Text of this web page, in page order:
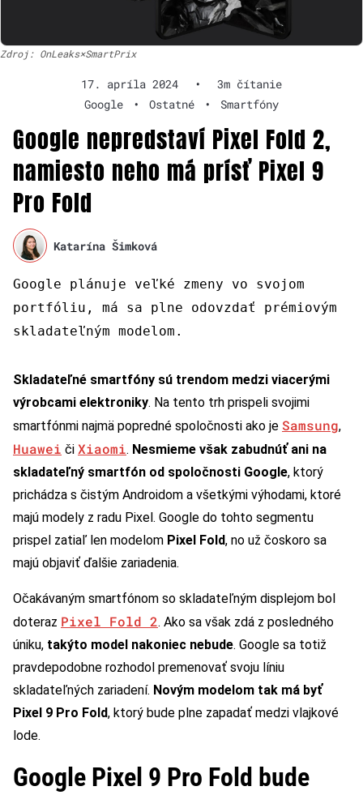
Zdroj: OnLeaks×SmartPrix
17. apríla 2024 •
3m čítanie
Google
• Ostatné • Smartfóny
Google nepredstaví Pixel Fold 2,
namiesto neho má prísť Pixel 9
Pro Fold
Katarína Šimková
Google plánuje veľké zmeny vo svojom
portfóliu, má sa plne odovzdať prémiovým
skladateľným modelom.
Skladateľné smartfóny sú trendom medzi viacerými
výrobcami elektroniky. Na tento trh prispeli svojimi
smartfónmi najmä popredné spoločnosti ako je Samsung,
Huawei či Xiaomi. Nesmieme však zabudnúť ani na
skladateľný smartfón od spoločnosti Google, ktorý
prichádza s čistým Androidom a všetkými výhodami, ktoré
majú modely z radu Pixel. Google do tohto segmentu
prispel zatiaľ len modelom Pixel Fold, no už čoskoro sa
majú objaviť ďalšie zariadenia.
Očakávaným smartfónom so skladateľným displejom bol
doteraz Pixel Fold 2. Ako sa však zdá z posledného
úniku, takýto model nakoniec nebude. Google sa totiž
pravdepodobne rozhodol premenovať svoju líniu
skladateľných zariadení. Novým modelom tak má byť
Pixel 9 Pro Fold, ktorý bude plne zapadať medzi vlajkové
lode.
Google Pixel 9 Pro Fold bude